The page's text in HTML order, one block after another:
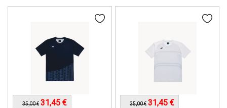
35,00 € 31,45 € 35,00 € 31,45 €